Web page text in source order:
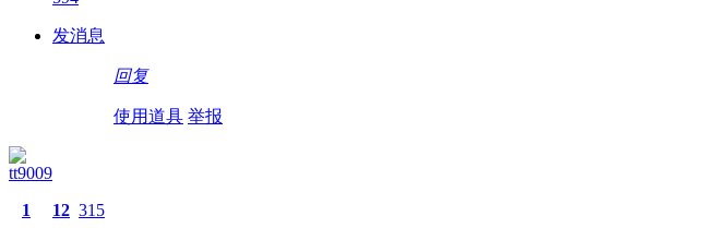
发消息
回复
使用道具 举报
tt9009
1
12 315